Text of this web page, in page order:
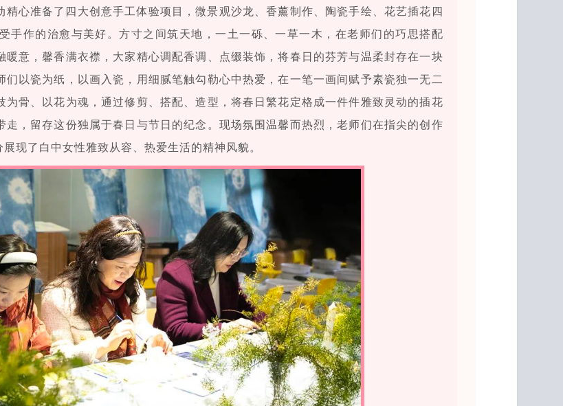
心准备了四大创意手工体验项目，微景观沙龙、香薰制作、陶瓷手绘、花艺插花四
手作的治愈与美好。方寸之间筑天地，一土一砾、一草一木，在老师们的巧思搭配
意，馨香满衣襟，大家精心调配香调、点缀装饰，将春日的芬芳与温柔封存在一块
以瓷为纸，以画入瓷，用细腻笔触勾勒心中热爱，在一笔一画间赋予素瓷独一无二
骨、以花为魂，通过修剪、搭配、造型，将春日繁花定格成一件件雅致灵动的插花
，留存这份独属于春日与节日的纪念。现场氛围温馨而热烈，老师们在指尖的创作
现了白中女性雅致从容、热爱生活的精神风貌。